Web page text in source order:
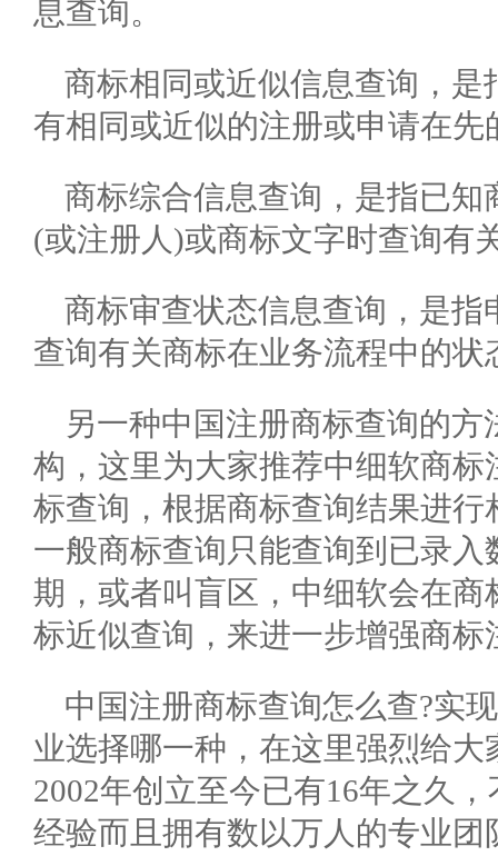
息查询。
商标相同或近似信息查询，
有相同或近似的注册或申请在先
商标综合信息查询，是指已
(或注册人)或商标文字时查询有
商标审查状态信息查询，是
查询有关商标在业务流程中的状
另一种中国注册商标查询的
构，这里为大家推荐中细软商
标查询，根据商标查询结果进
一般商标查询只能查询到已录
期，或者叫盲区，中细软会在
标近似查询，来进一步增强商标
中国注册商标查询怎么查?实
业选择哪一种，在这里强烈给
2002年创立至今已有16年之久
经验而且拥有数以万人的专业